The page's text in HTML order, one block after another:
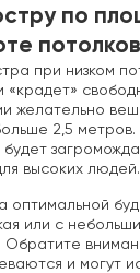
по
потолков
при низком
«крадет»
желательно
2,5
высоких людей.
оптимальной
или с
Обратите
и могут